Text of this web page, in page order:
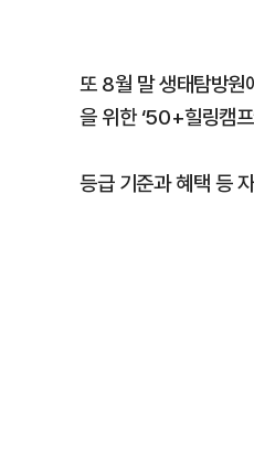
또 8월 말 생태탐방원
을 위한 ‘50+힐링캠
등급 기준과 혜택 등